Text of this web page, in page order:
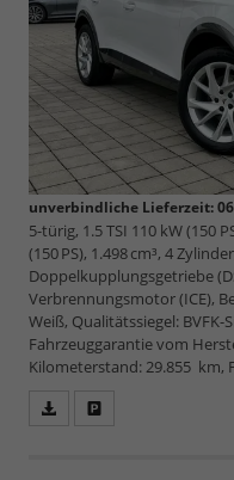
unverbindliche Lieferzeit:
5-türig, 1.5 TSI 110 kW (150
(150 PS), 1.498 cm³, 4
Doppelkupplungsgetriebe
Verbrennungsmotor (ICE),
Weiß, Qualitätssiegel: BVFK-
Fahrzeuggarantie vom
Kilometerstand: 29.855 km,